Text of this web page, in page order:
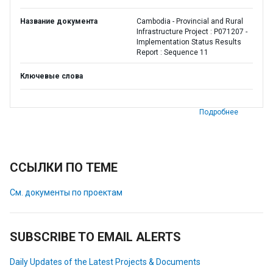
Название документа
Cambodia - Provincial and Rural
Infrastructure Project : P071207 -
Implementation Status Results
Report : Sequence 11
Ключевые слова
Подробнее
ССЫЛКИ ПО ТЕМЕ
См. документы по проектам
SUBSCRIBE TO EMAIL ALERTS
Daily Updates of the Latest Projects & Documents